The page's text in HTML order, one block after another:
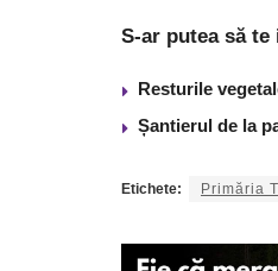
S-ar putea să te
Resturile
Șantierul de la
Etichete: Primăria